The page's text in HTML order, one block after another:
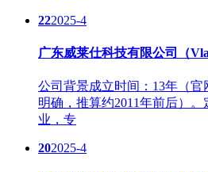
222025-4
广东威莱仕科技有限公司（
公司背景成立时间：13年（
明确，推算约2011年前后）
业，专
202025-4